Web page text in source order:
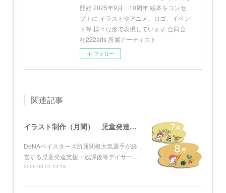
開始 2025年9月 10周年 絵本をコンセ
プトに イラストやアニメ、ロゴ、イベン
ト等 様々な形で表現しています 合同会
社222arts 所属アーティスト
フォロー
関連記事
イラスト制作（月間） 児童発達支援・放課後等デイサービス グローブ
DeNAベイスターズ所属関根大気選手が経
営する児童発達支援・放課後等デイサー…
2026.08.01 13:18